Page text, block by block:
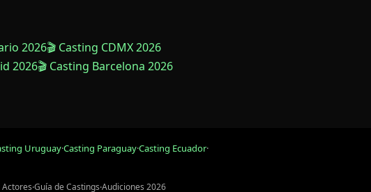
2026🎬 Casting CDMX 2026
2026🎬 Casting Barcelona 2026
Uruguay·Casting Paraguay·Casting Ecuador·
·Guía de Castings·Audiciones 2026